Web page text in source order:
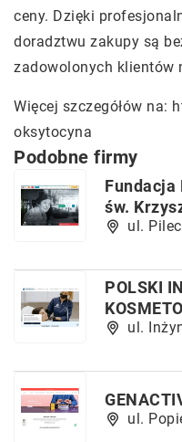
ceny. Dzięki
doradztwu zakupy są
zadowolonych klientów
Więcej szczegółów na:
oksytocyna
Podobne firmy
Fundacja
św.
ul.
POLSKI
ul.
ul.